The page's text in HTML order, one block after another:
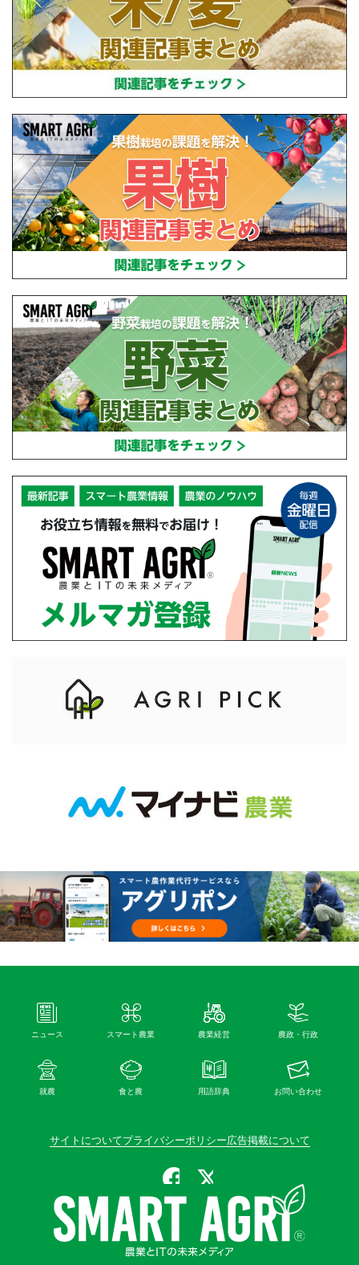
ニュース スマート農業 農業経営 農政・行政
就農 食と農 用語辞典 お問い合わせ
サイトについてプライバシーポリシー広告掲載について
公式Facebook